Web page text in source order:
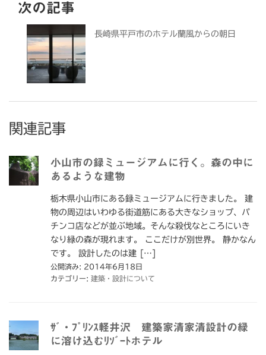
次の記事
長崎県平戸市のホテル蘭風からの朝日
関連記事
小山市の録ミュージアムに行く。森の中に
あるような建物
栃木県小山市にある録ミュージアムに行きました。 建
物の周辺はいわゆる街道筋にある大きなショップ、パ
チンコ店などが並ぶ地域。そんな殺伐なところにいき
なり緑の森が現れます。 ここだけが別世界。 静かなん
です。 設計したのは建 […]
公開済み: 2014年6月18日
カテゴリー: 建築・設計について
ｻﾞ・ﾌﾟﾘﾝｽ軽井沢 建築家清家清設計の緑
に溶け込むﾘｿﾞｰﾄホテル